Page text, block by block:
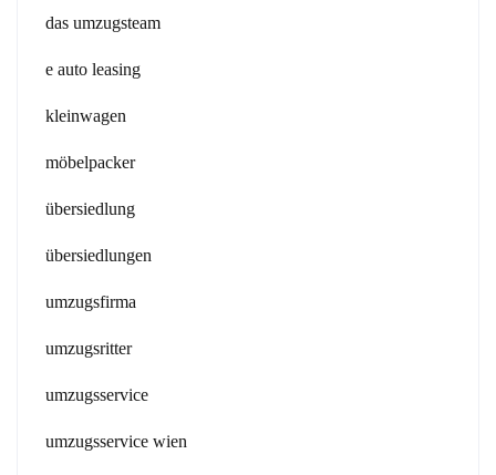
das umzugsteam
e auto leasing
kleinwagen
möbelpacker
übersiedlung
übersiedlungen
umzugsfirma
umzugsritter
umzugsservice
umzugsservice wien